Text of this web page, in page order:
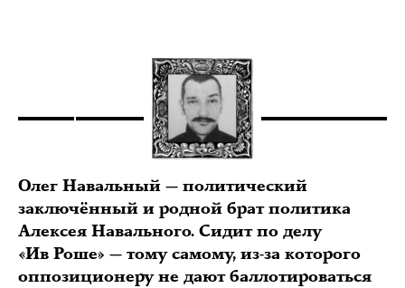
Олег Навальный — политический
заключённый и родной брат политика
Алексея Навального. Сидит по делу
«Ив Роше» — тому самому, из-за которого
оппозиционеру не дают баллотироваться